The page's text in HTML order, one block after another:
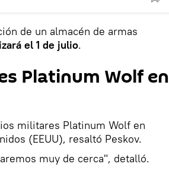
de un almacén de armas
el 1 de julio.
Platinum Wolf en
militares Platinum Wolf en
(EEUU), resaltó Peskov.
muy de cerca", detalló.